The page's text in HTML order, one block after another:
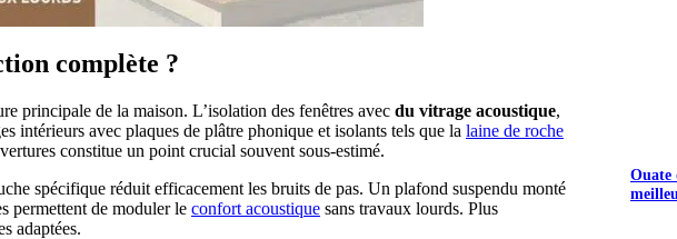
complète ?
principale de la maison. L’isolation des fenêtres avec du vitrage acoustique,
intérieurs avec plaques de plâtre phonique et isolants tels que la laine de roche
constitue un point crucial souvent sous-estimé.
spécifique réduit efficacement les bruits de pas. Un plafond suspendu monté
permettent de moduler le confort acoustique sans travaux lourds. Plus
adaptées.
Ouate